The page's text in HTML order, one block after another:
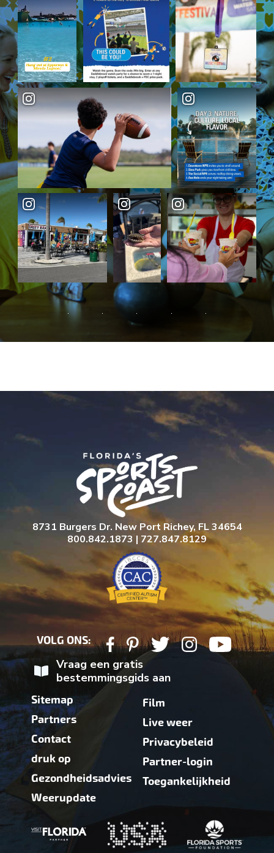
8731 Burgers Dr. New Port Richey, FL 34654
800.842.1873 | 727.847.8129
VOLG ONS:
Vraag een gratis
bestemmingsgids aan
Sitemap
Partners
Contact
druk op
Gezondheidsadvies
Weerupdate
Film
Live weer
Privacybeleid
Partner-login
Toegankelijkheid